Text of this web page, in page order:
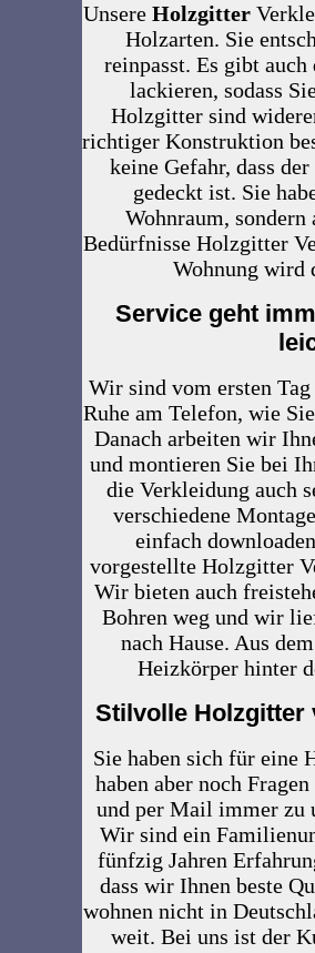
Unsere Holzgitter
Holzarten. Sie
reinpasst. Es gibt
lackieren, sodass
Holzgitter sind
richtiger Konstruktion
keine Gefahr, dass
gedeckt ist. Sie
Wohnraum, sondern
Bedürfnisse Holzgitter
Wohnung wird
Service geht
Wir sind vom ersten
Ruhe am Telefon, wie
Danach arbeiten wir
und montieren Sie bei
die Verkleidung auch
verschiedene
einfach
vorgestellte Holzgitter
Wir bieten auch
Bohren weg und wir
nach Hause. Aus
Heizkörper hinter
Stilvolle Holzgitter
Sie haben sich für eine
haben aber noch
und per Mail immer zu
Wir sind ein
fünfzig Jahren
dass wir Ihnen beste
wohnen nicht in
weit. Bei uns ist der